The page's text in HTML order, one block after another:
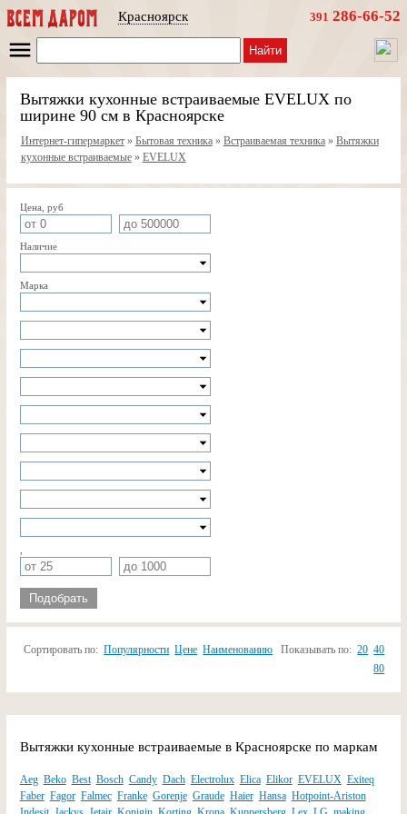
Красноярск 391 286-66-52
Найти
Вытяжки кухонные встраиваемые EVELUX по
ширине 90 см в Красноярске
Интернет-гипермаркет» Бытовая техника» Встраиваемая техника» Вытяжки
кухонные встраиваемые» EVELUX
Цена, руб
Наличие
Марка
Подобрать
Сортировать по: Популярности Цене Наименованию Показывать по: 20 40
80
Вытяжки кухонные встраиваемые в Красноярске по маркам
Aeg Beko Best Bosch Candy Dach Electrolux Elica Elikor EVELUX Exiteq
Faber Fagor Falmec Franke Gorenje Graude Haier Hansa Hotpoint-Ariston